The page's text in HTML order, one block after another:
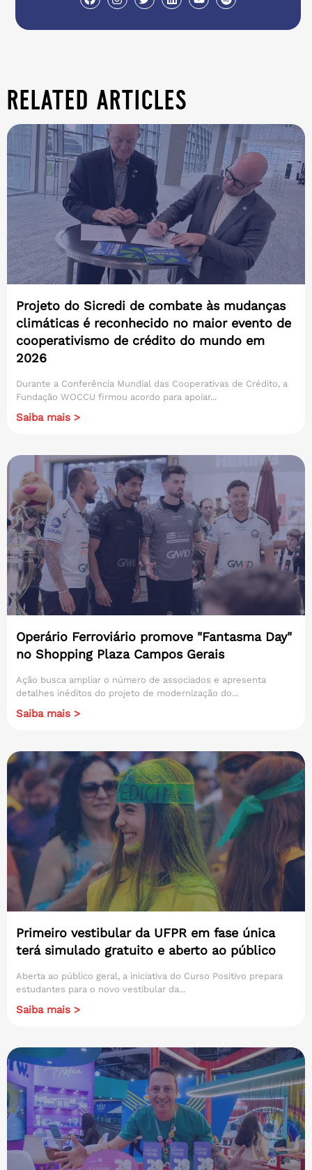
related articles
Projeto do Sicredi de combate às mudanças
climáticas é reconhecido no maior evento de
cooperativismo de crédito do mundo em
2026
Durante a Conferência Mundial das Cooperativas de Crédito, a
Fundação WOCCU firmou acordo para apoiar...
Saiba mais >
Operário Ferroviário promove "Fantasma Day"
no Shopping Plaza Campos Gerais
Ação busca ampliar o número de associados e apresenta
detalhes inéditos do projeto de modernização do...
Saiba mais >
Primeiro vestibular da UFPR em fase única
terá simulado gratuito e aberto ao público
Aberta ao público geral, a iniciativa do Curso Positivo prepara
estudantes para o novo vestibular da...
Saiba mais >